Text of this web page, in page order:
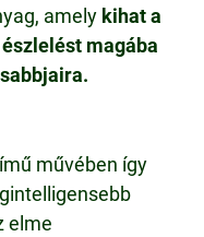
amely kihat a
magába
művében így
elme